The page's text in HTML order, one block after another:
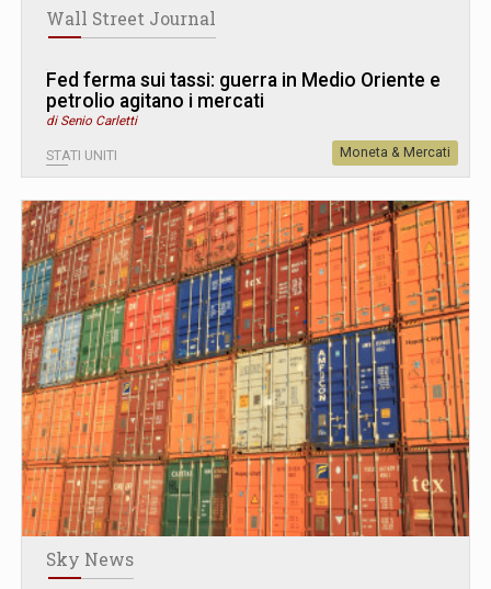
Wall Street Journal
Fed ferma sui tassi: guerra in Medio Oriente e
petrolio agitano i mercati
di Senio Carletti
STATI UNITI Moneta & Mercati
Sky News